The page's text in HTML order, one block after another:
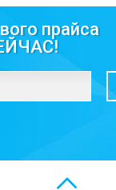
прайса